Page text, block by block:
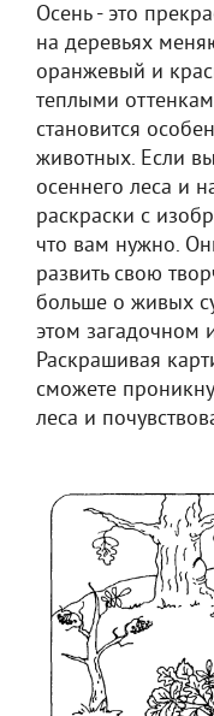
Осень - это
на деревьях
оранжевый и
теплыми
становится
животных. Если
осеннего леса и
раскраски с
что вам нужно.
развить свою
больше о живых
этом загадочном
Раскрашивая
сможете
леса и